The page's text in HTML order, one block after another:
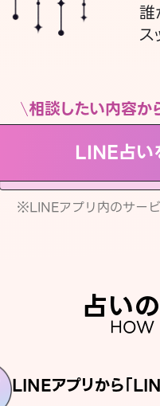
誰
ス
相談したい内容か
LINE占い
※LINEアプリ内のサー
占い
HOW
LINEアプリから「